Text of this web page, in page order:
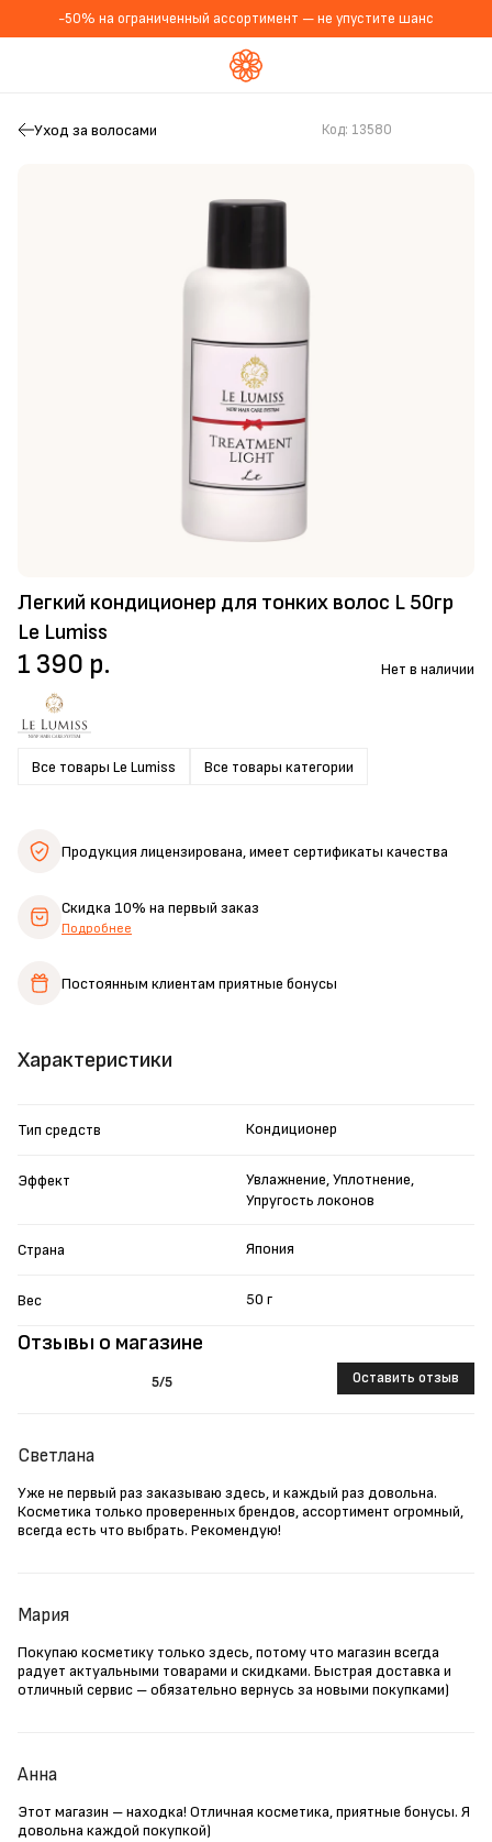
-50% на ограниченный ассортимент — не упустите шанс
Уход за волосами
Легкий кондиционер для тонких волос L 50гр
Le Lumiss
Код: 13580
Все товары Le Lumiss Все товары категории
1 390 р. Нет в наличии
Отзывы о магазине
5/5 Оставить отзыв
Светлана
Уже не первый раз заказываю здесь, и каждый раз довольна.
Косметика только проверенных брендов, ассортимент огромный,
всегда есть что выбрать. Рекомендую!
Мария
Покупаю косметику только здесь, потому что магазин всегда
радует актуальными товарами и скидками. Быстрая доставка и
отличный сервис – обязательно вернусь за новыми покупками)
Анна
Этот магазин – находка! Отличная косметика, приятные бонусы. Я
довольна каждой покупкой)
Характеристики
Тип средств Кондиционер
Эффект
Увлажнение, Уплотнение,
Упругость локонов
Страна Япония
Вес 50 г
Продукция лицензирована,имеет сертификаты качества
Скидка 10% на первый заказ
Подробнее
Постоянным клиентам приятные бонусы